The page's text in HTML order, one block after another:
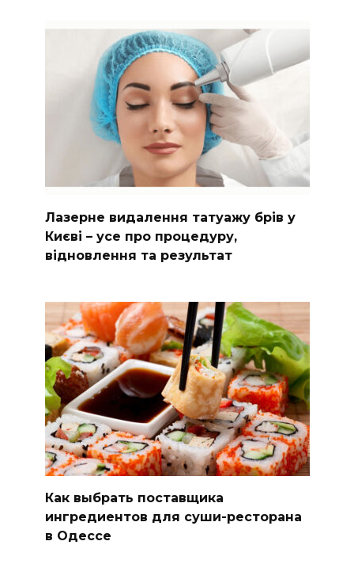
Лазерне видалення татуажу брів у
Києві – усе про процедуру,
відновлення та результат
Как выбрать поставщика
ингредиентов для суши-ресторана
в Одессе